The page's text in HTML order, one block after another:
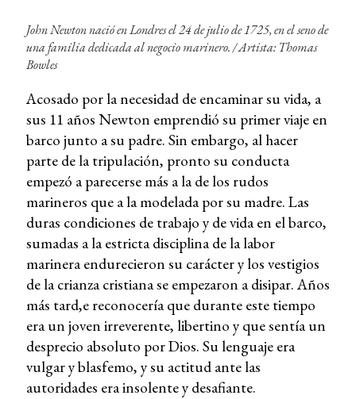
John Newton nació en Londres el 24 de julio de 1725, en el seno de
una familia dedicada al negocio marinero. / Artista: Thomas
Bowles
Acosado por la necesidad de encaminar su vida, a
sus 11 años Newton emprendió su primer viaje en
barco junto a su padre. Sin embargo, al hacer
parte de la tripulación, pronto su conducta
empezó a parecerse más a la de los rudos
marineros que a la modelada por su madre. Las
duras condiciones de trabajo y de vida en el barco,
sumadas a la estricta disciplina de la labor
marinera endurecieron su carácter y los vestigios
de la crianza cristiana se empezaron a disipar. Años
más tard,e reconocería que durante este tiempo
era un joven irreverente, libertino y que sentía un
desprecio absoluto por Dios. Su lenguaje era
vulgar y blasfemo, y su actitud ante las
autoridades era insolente y desafiante.